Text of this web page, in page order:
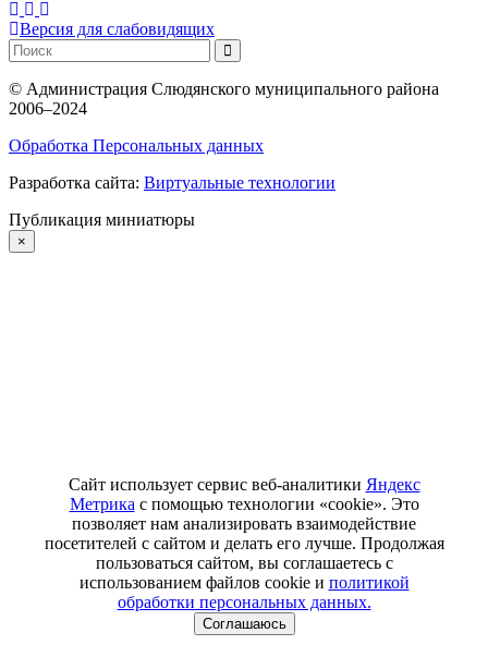
Версия для слабовидящих
© Администрация Слюдянского муниципального района
2006–2024
Обработка Персональных данных
Разработка сайта: Виртуальные технологии
Публикация миниатюры
×
Сайт использует сервис веб-аналитики Яндекс
Метрика с помощью технологии «cookie». Это
позволяет нам анализировать взаимодействие
посетителей с сайтом и делать его лучше. Продолжая
пользоваться сайтом, вы соглашаетесь с
использованием файлов cookie и политикой
обработки персональных данных.
Соглашаюсь